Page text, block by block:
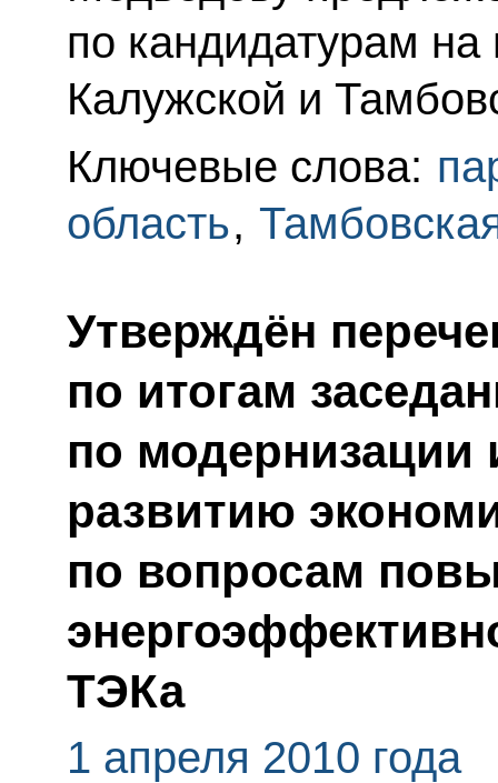
по кандидатурам на
Калужской и
Ключевые слова:
область,
Утверждён
по итогам
по модернизации
развитию
по вопросам
ТЭКа
1 апреля 2010 года